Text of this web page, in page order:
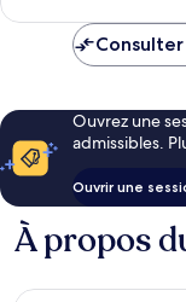
Ouvrez une
admissibles.
Ouvrir une
À propos